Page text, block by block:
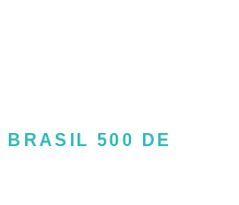
BRASIL 500 DE